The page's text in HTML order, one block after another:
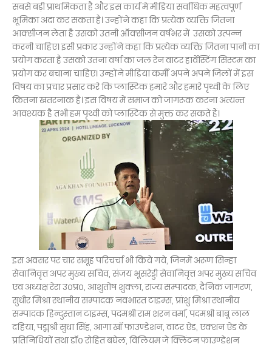
सबसे बड़ी प्राथमिकता है और इस कार्य मे मीडिया सर्वाधिक महत्वपूर्ण
भूमिका अदा कर सकता है। उन्होंने कहा कि प्रत्येक व्यक्ति जितना
आक्सीजन लेता है उसको उतनी ऑक्सीजन वर्षभर में उसको उत्पन्न
करनी चाहिए। इसी प्रकार उन्होंने कहा कि प्रत्येक व्यक्ति जितना पानी का
प्रयोग करता है उसको उतना वर्षा का जल रेन वाटर हार्वेस्टिंग सिस्टम का
प्रयोग कर बचाना चाहिए। उन्होंने मीडिया कर्मी अपने अपने जिलों में इस
विषय का प्रचार प्रसार करे कि प्लास्टिक हमारे और हमारे पृथ्वी के लिए
कितना खतरनाक है। इस विषय में समाज को जागरूक करना अत्यन्त
आवश्यक है तभी हम पृथ्वी को प्लास्टिक से मुक्त कर सकते हैं।
इस अवसर पर चार समूह परिचर्चा भी किये गये, जिनमें अरूण सिन्हा
सेवानिवृत्त अपर मुख्य सचिव, संजय भूसरेड्डी सेवानिवृत्त अपर मुख्य सचिव
एव अध्यक्ष रेरा उ०प्र०, आशुतोष शुक्ला, राज्य सम्पादक, दैनिक जागरण,
सुधीर मिश्रा स्थानीय सम्पादक नवभारत टाइम्स, प्रांशु मिश्रा स्थानीय
सम्पादक हिन्दुस्तान टाइम्स, पदमश्री राम शरन वर्मा, पदमश्री बाबू लाल
दहिया, पद्मश्री सुधा सिंह, आगा खॉ फाउण्डेशन, वाटर ऐड, एक्शन ऐड के
प्रतिनिधियों तथा डॉ० रोहित बघेल, विलियम जे क्लिंटन फाउण्डेशन